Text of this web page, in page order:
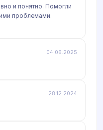
и понятно. Помогли
проблемами.
04.06.2025
28.12.2024